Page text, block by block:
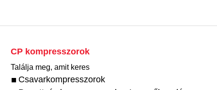
CP kompresszorok
Találja meg, amit keres
Csavarkompresszorok